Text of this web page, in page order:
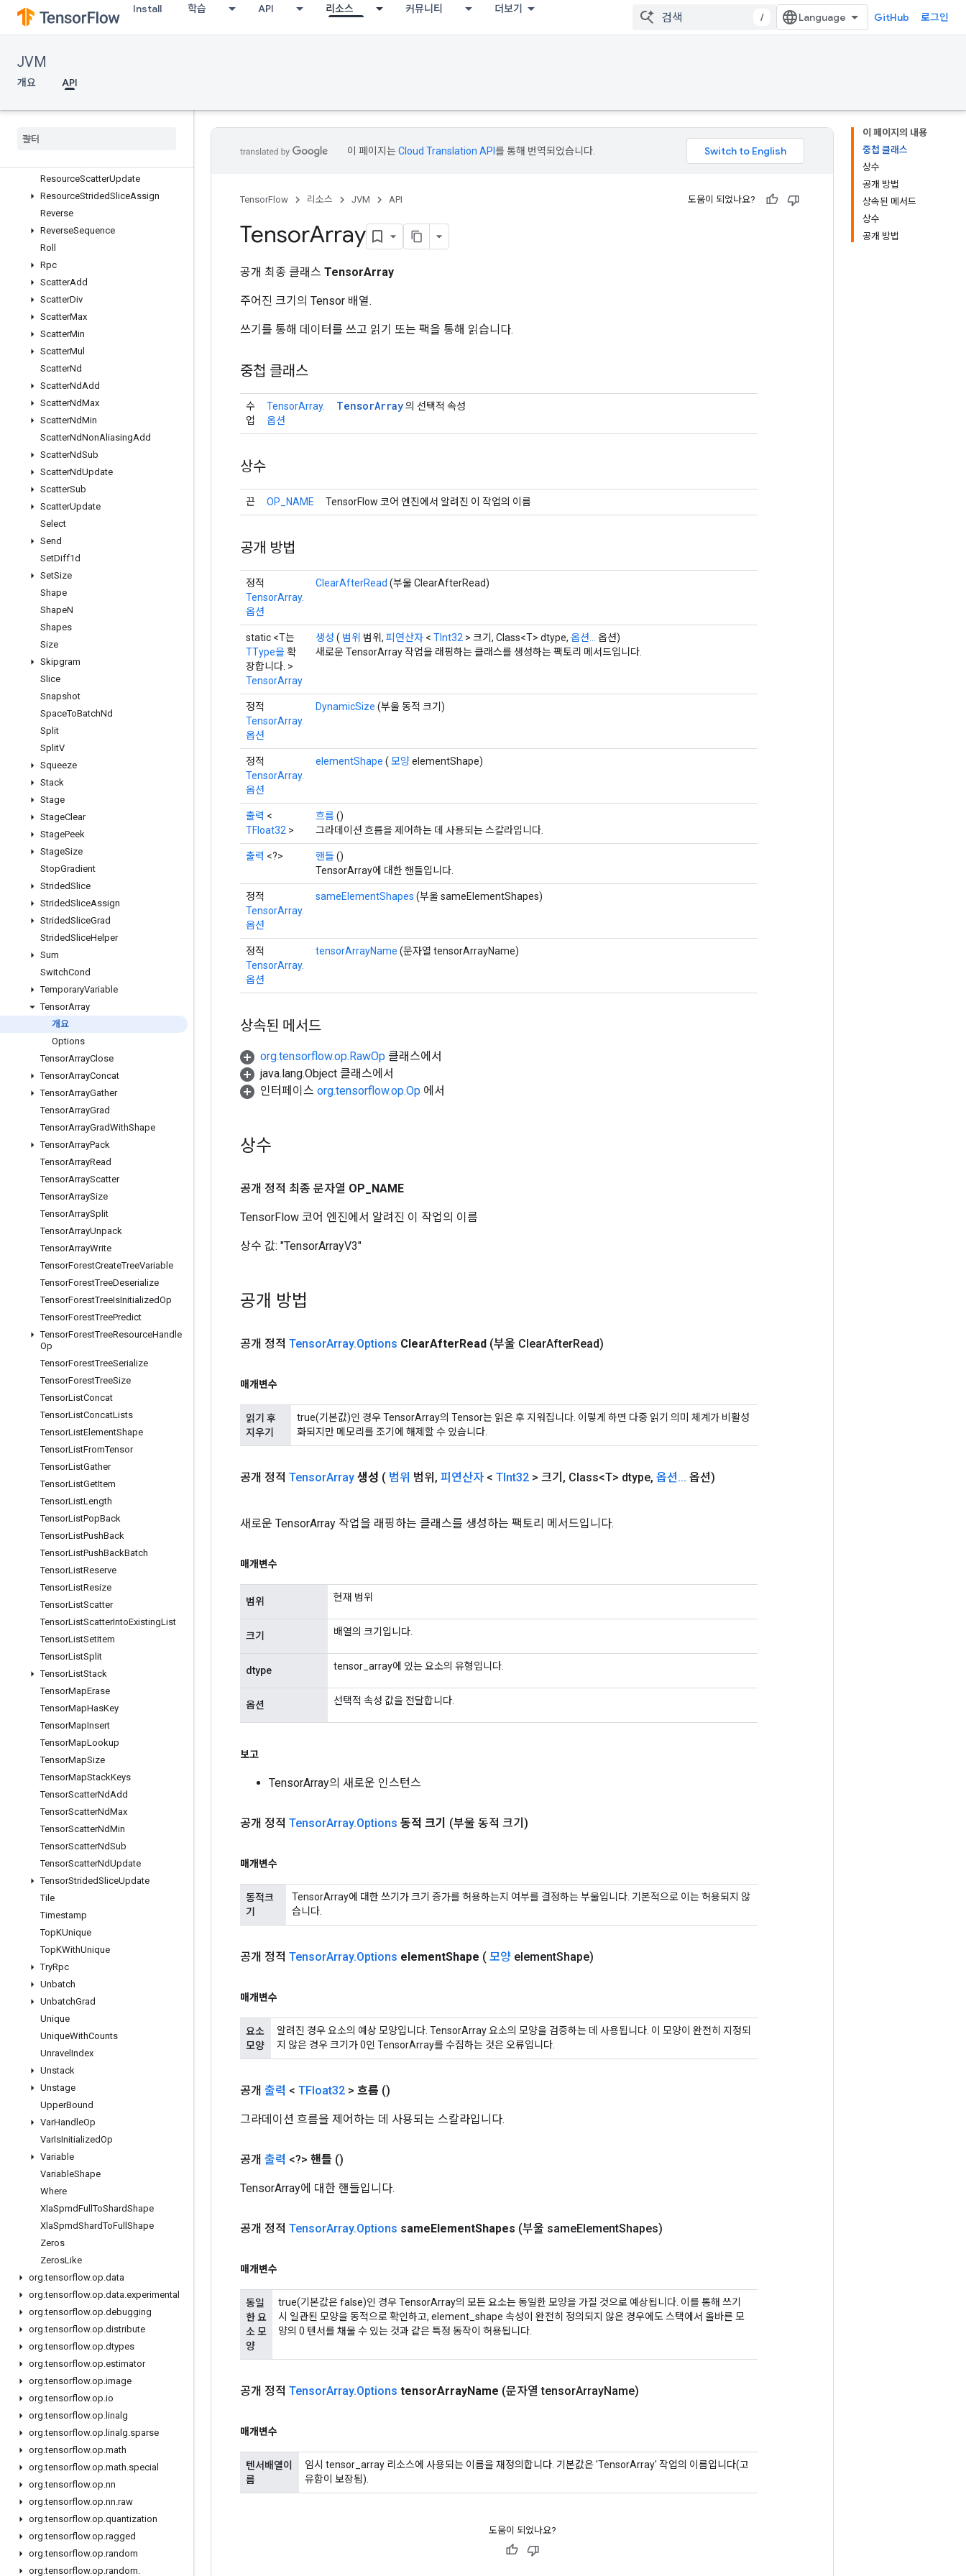
Install 학습 API 리소스 커뮤니티 더보기
/ GitHub 로그인
JVM
개요 API
ResourceScatterMax
ResourceScatterMul
ResourceScatterNdMax
ResourceScatterNdMin
ResourceScatterUpdate
ResourceStridedSliceAssign
Reverse
ReverseSequence
Roll
Rpc
ScatterAdd
ScatterDiv
ScatterMax
ScatterMin
ScatterMul
ScatterNd
ScatterNdAdd
ScatterNdMax
ScatterNdMin
ScatterNdNonAliasingAdd
ScatterNdSub
ScatterNdUpdate
ScatterSub
ScatterUpdate
Select
Send
SetDiff1d
SetSize
Shape
ShapeN
Shapes
Size
Skipgram
Slice
Snapshot
SpaceToBatchNd
Split
SplitV
Squeeze
Stack
Stage
StageClear
StagePeek
StageSize
StopGradient
StridedSlice
StridedSliceAssign
StridedSliceGrad
StridedSliceHelper
Sum
SwitchCond
TemporaryVariable
TensorArray
개요
Options
TensorArrayClose
TensorArrayConcat
TensorArrayGather
TensorArrayGrad
TensorArrayGradWithShape
TensorArrayPack
TensorArrayRead
TensorArrayScatter
TensorArraySize
TensorArraySplit
TensorArrayUnpack
TensorArrayWrite
TensorForestCreateTreeVariable
TensorForestTreeDeserialize
TensorForestTreeIsInitializedOp
TensorForestTreePredict
TensorForestTreeResourceHandle
Op
TensorForestTreeSerialize
TensorForestTreeSize
TensorListConcat
TensorListConcatLists
TensorListElementShape
TensorListFromTensor
TensorListGather
TensorListGetItem
TensorListLength
TensorListPopBack
TensorListPushBack
TensorListPushBackBatch
TensorListReserve
TensorListResize
TensorListScatter
TensorListScatterIntoExistingList
TensorListSetItem
TensorListSplit
TensorListStack
TensorMapErase
TensorMapHasKey
TensorMapInsert
TensorMapLookup
TensorMapSize
TensorMapStackKeys
TensorScatterNdAdd
TensorScatterNdMax
TensorScatterNdMin
TensorScatterNdSub
TensorScatterNdUpdate
TensorStridedSliceUpdate
Tile
Timestamp
TopKUnique
TopKWithUnique
TryRpc
Unbatch
UnbatchGrad
Unique
UniqueWithCounts
Unravel Index
Unstack
Unstage
UpperBound
VarHandleOp
VarIsInitializedOp
Variable
VariableShape
Where
XlaSpmdFullToShardShape
XlaSpmdShardToFull Shape
Zeros
ZerosLike
org.tensorflow.op.data
org.tensorflow.op.data.experimental
org.tensorflow.op.debugging
org.tensorflow.op.distribute
org.tensorflow.op.dtypes
org.tensorflow.op.estimator
org.tensorflow.op.image
org.tensorflow.op.io
org.tensorflow.op. linalg
org.tensorflow.op. linalg.sparse
org.tensorflow.op.math
org.tensorflow.op.math.special
org.tensorflow.op.nn
org.tensorflow.op.nn.raw
org.tensorflow.op.quantization
org.tensorflow.op.ragged
org.tensorflow.op.random
org.tensorflow.op.random.
이 페이지의 내용
중첩 클래스
상수
공개 방법
상속된 메서드
상수
공개 방법
이 페이지는Cloud Translation API 를 통해 번역되었습니다.
TensorFlow 리소스 JVM API 도움이 되었나요?
TensorArray
공개 최종 클래스 TensorArray
주어진 크기의 Tensor 배열.
쓰기를 통해 데이터를 쓰고 읽기 또는 팩을 통해 읽습니다.
중첩 클래스
수
업
TensorArray.
옵션
TensorArray의 선택적 속성
상수
끈 OP_NAME TensorFlow 코어 엔진에서 알려진 이 작업의 이름
공개 방법
정적
TensorArray.
옵션
ClearAfterRead (부울 ClearAfterRead)
static <T는
TType을확
장합니다. >
TensorArray
생성 ( 범위 범위, 피연산자 < TInt32 > 크기, Class<T> dtype, 옵션...
옵션)
새로운 TensorArray 작업을 래핑하는 클래스를 생성하는 팩토리 메서드입니다.
정적
TensorArray.
옵션
DynamicSize (부울 동적 크기)
정적
TensorArray.
옵션
elementShape ( 모양elementShape)
출력 <
TFloat32 >
흐름()
그라데이션 흐름을 제어하는 ​​데 사용되는 스칼라입니다.
출력 <?> 핸들()
TensorArray에 대한 핸들입니다.
정적
TensorArray.
옵션
sameElementShapes (부울 sameElementShapes)
정적
TensorArray.
옵션
tensorArrayName (문자열 tensorArrayName)
상속된 메서드
org.tensorflow.op.RawOp 클래스에서
java.lang.Object 클래스에서
인터페이스 org.tensorflow.op.Op 에서
상수
공개 정적 최종 문자열 OP NAME
TensorFlow 코어 엔진에서 알려진 이 작업의 이름
상수 값: "TensorArrayV3"
공개 방법
공개 정적 TensorArray.Options ClearAfterRead (부울 ClearAfterRead)
매개변수
읽기 후
지우기
true(기본값)인 경우 TensorArray의 Tensor는 읽은 후 지워집니다. 이렇게 하면 다중 읽기 의미 체계가 비활성
화되지만 메모리를 조기에 해제할 수 있습니다.
공개 정적 TensorArray 생성 ( 범위 범위 , 피연산자 < TInt32 > 크기 , Class<T> dtype, 옵션... 옵션)
새로운 TensorArray 작업을 래핑하는 클래스를 생성하는 팩토리 메서드입니다.
매개변수
범위 현재 범위
크기 배열의 크기입니다.
dtype tensor_array에 있는 요소의 유형입니다.
옵션 선택적 속성 값을 전달합니다.
보고
TensorArray의 새로운 인스턴스
공개 정적 TensorArray.Options 동적 크기 (부울 동적 크기)
매개변수
동적크
기
TensorArray에 대한 쓰기가 크기 증가를 허용하는지 여부를 결정하는 부울입니다. 기본적으로 이는 허용되지 않
습니다.
공개 정적 TensorArray.Options elementShape ( 모양 elementShape)
매개변수
요소
모양
알려진 경우 요소의 예상 모양입니다. TensorArray 요소의 모양을 검증하는 데 사용됩니다. 이 모양이 완전히 지정되
지 않은 경우 크기가 0인 TensorArray를 수집하는 것은 오류입니다.
공개 출력 < TFloat32 > 흐름 ()
그라데이션 흐름을 제어하는 ​​데 사용되는 스칼라입니다.
공개 출력 <?> 핸들 ()
TensorArray에 대한 핸들입니다.
공개 정적 TensorArray.Options sameElementShapes (부울 sameElementShapes)
매개변수
동일
한 요
소 모
양
true(기본값은 false)인 경우 TensorArray의 모든 요소는 동일한 모양을 가질 것으로 예상됩니다. 이를 통해 쓰기
시 일관된 모양을 동적으로 확인하고, element_shape 속성이 완전히 정의되지 않은 경우에도 스택에서 올바른 모
양의 0 텐서를 채울 수 있는 것과 같은 특정 동작이 허용됩니다.
공개 정적 TensorArray.Options tensorArrayName (문자열 tensorArrayName)
매개변수
텐서배열이
름
임시 tensor_array 리소스에 사용되는 이름을 재정의합니다. 기본값은 'TensorArray' 작업의 이름입니다(고
유함이 보장됨).
도움이 되었나요?